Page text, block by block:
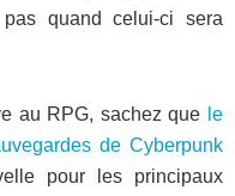
quand celui-ci sera
au RPG, sachez que le
de Cyberpunk
pour les principaux